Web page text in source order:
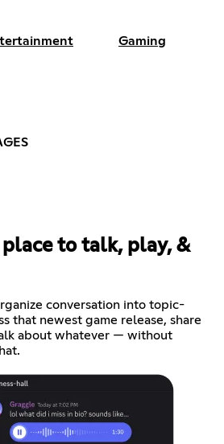
Gaming
place to talk, play, &
conversation into topic-
that newest game release, share
about whatever — without